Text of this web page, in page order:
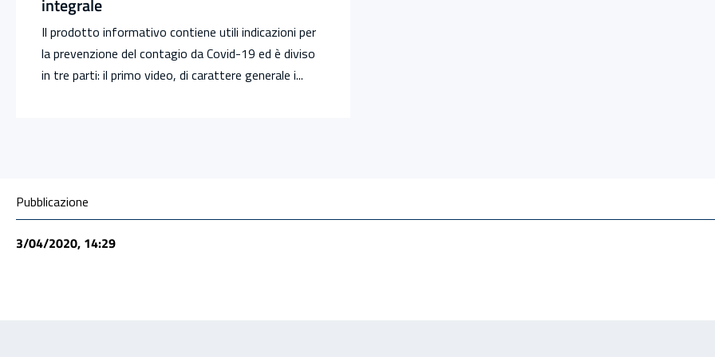
integrale
Il prodotto informativo contiene utili indicazioni per
la prevenzione del contagio da Covid-19 ed è diviso
in tre parti: il primo video, di carattere generale i...
Condivisione social
Pubblicazione
3/04/2020, 14:29